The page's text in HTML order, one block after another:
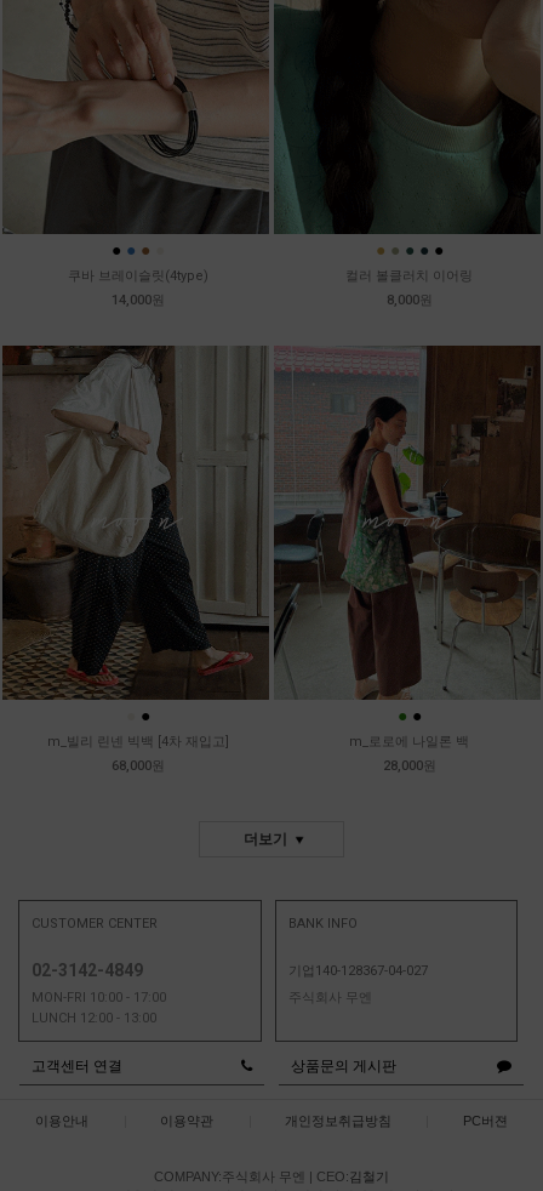
● ● ●
쿠바 브레이슬릿(4type)
14,000원
● ● ● ● ●
컬러 볼클러치 이어링
8,000원
●
m_빌리 린넨 빅백 [4차 재입고]
68,000원
● ●
m_로로에 나일론 백
28,000원
더보기
CUSTOMER CENTER
02-3142-4849
MON-FRI 10:00 - 17:00
LUNCH 12:00 - 13:00
BANK INFO
기업140-128367-04-027
주식회사 무엔
고객센터 연결 상품문의 게시판
이용안내 이용약관 개인정보취급방침 PC버젼
COMPANY:주식회사 무엔 | CEO:김철기